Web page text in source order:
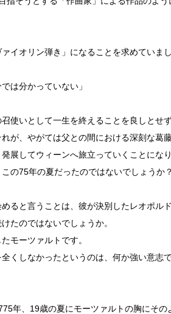
イオリン弾き」になることを求めていま
は分かっていない」
使いとして一生を終えることを良しとせ
が、やがては父との間における深刻な葛
展してウィーンへ旅立っていくことになり
の75年の夏だったのではないでしょうか？
ると言うことは、彼が決別したレオポル
たのではないでしょうか。
モーツァルトです。
くしなかったというのは、何か強い意志
年、19歳の夏にモーツァルトの胸にその